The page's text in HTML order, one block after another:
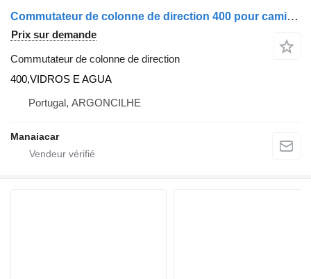
Commutateur de colonne de direction 400 pour camion Nissan
Prix sur demande
Commutateur de colonne de direction
400,VIDROS E AGUA
Portugal, ARGONCILHE
Manaiacar